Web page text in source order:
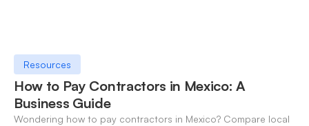
Resources
How to Pay Contractors in Mexico: A
Business Guide
Wondering how to pay contractors in Mexico? Compare local